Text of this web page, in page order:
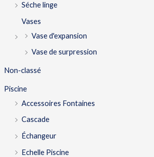
Séche linge
Vases
Vase d'expansion
Vase de surpression
Non-classé
Piscine
Accessoires Fontaines
Cascade
Échangeur
Echelle Piscine